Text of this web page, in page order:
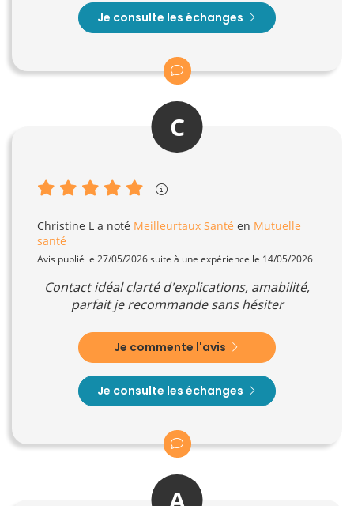
Je consulte les échanges
C
Christine L a noté Meilleurtaux Santé en Mutuelle
santé
Avis publié le 27/05/2026 suite à une expérience le 14/05/2026
Contact idéal clarté d'explications, amabilité,
parfait je recommande sans hésiter
Je commente l'avis
Je consulte les échanges